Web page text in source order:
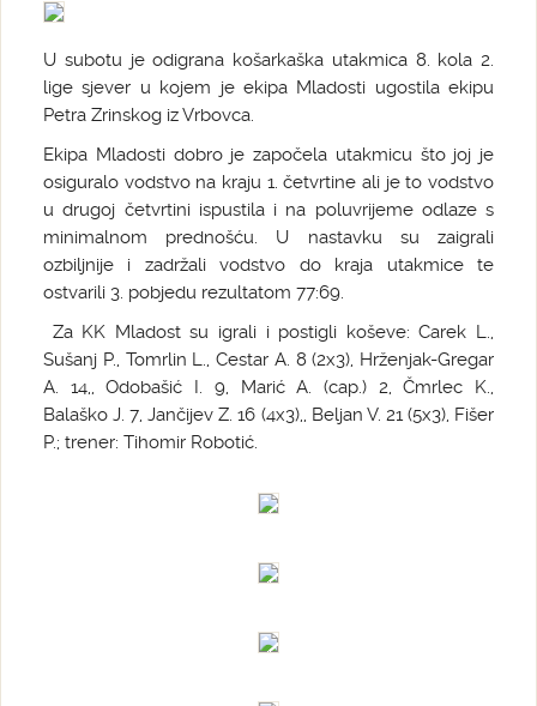
U subotu je odigrana košarkaška utakmica 8. kola 2.
lige sjever u kojem je ekipa Mladosti ugostila ekipu
Petra Zrinskog iz Vrbovca.
Ekipa Mladosti dobro je započela utakmicu što joj je
osiguralo vodstvo na kraju 1. četvrtine ali je to vodstvo
u drugoj četvrtini ispustila i na poluvrijeme odlaze s
minimalnom prednošću. U nastavku su zaigrali
ozbiljnije i zadržali vodstvo do kraja utakmice te
ostvarili 3. pobjedu rezultatom 77:69.
Za KK Mladost su igrali i postigli koševe: Carek L.,
Sušanj P., Tomrlin L., Cestar A. 8 (2x3), Hrženjak-Gregar
A. 14,, Odobašić I. 9, Marić A. (cap.) 2, Čmrlec K.,
Balaško J. 7, Jančijev Z. 16 (4x3),, Beljan V. 21 (5x3), Fišer
P.; trener: Tihomir Robotić.